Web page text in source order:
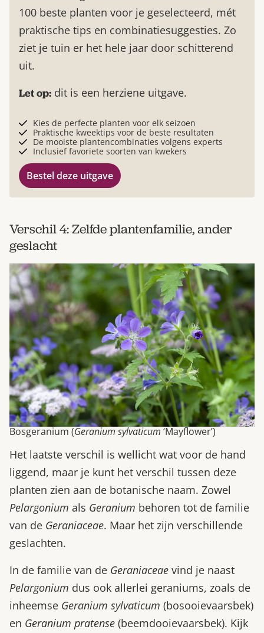
100 beste planten voor je geselecteerd, mét
praktische tips en combinatiesuggesties. Zo
ziet je tuin er het hele jaar door schitterend
uit.
Let op: dit is een herziene uitgave.
Kies de perfecte planten voor elk seizoen
Praktische kweektips voor de beste resultaten
De mooiste plantencombinaties volgens experts
Inclusief favoriete soorten van kwekers
Bestel deze uitgave
Verschil 4: Zelfde plantenfamilie, ander
geslacht
Bosgeranium (Geranium sylvaticum ‘Mayflower’)
Het laatste verschil is wellicht wat voor de hand
liggend, maar je kunt het verschil tussen deze
planten zien aan de botanische naam. Zowel
Pelargonium als Geranium behoren tot de familie
van de Geraniaceae. Maar het zijn verschillende
geslachten.
In de familie van de Geraniaceae vind je naast
Pelargonium dus ook allerlei geraniums, zoals de
inheemse Geranium sylvaticum (bosooievaarsbek)
en Geranium pratense (beemdooievaarsbek). Kijk